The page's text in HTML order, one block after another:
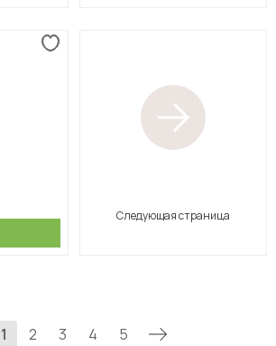
Следующая страница
1 2 3 4 5